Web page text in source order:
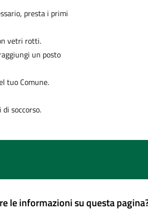
presta i primi
vetri rotti.
un posto
tuo Comune.
soccorso.
le informazioni su questa